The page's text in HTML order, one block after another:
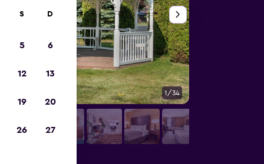
1/34
S D
5 6
12 13
19 20
26 27